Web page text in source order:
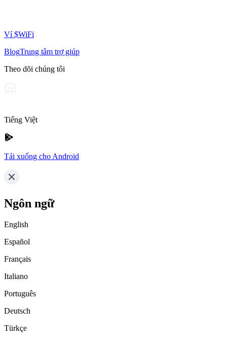
Ví $WiFi
BlogTrung tâm trợ giúp
Theo dõi chúng tôi
Tiếng Việt
Tải xuống cho Android
Ngôn ngữ
English
Español
Français
Italiano
Português
Deutsch
Türkçe